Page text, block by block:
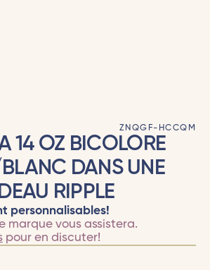
ZNQGF-HCCQM
14 OZ BICOLORE
DANS UNE
RIPPLE
personnalisables!
marque vous assistera.
pour en discuter!